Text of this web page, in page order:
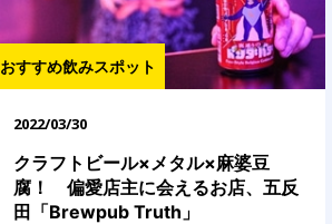
おすすめ飲みスポット
2022/03/30
クラフトビール×メタル×麻婆豆
腐！ 偏愛店主に会えるお店、五反
田「Brewpub Truth」